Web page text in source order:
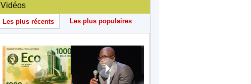
Vidéos
Les plus récents Les plus populaires